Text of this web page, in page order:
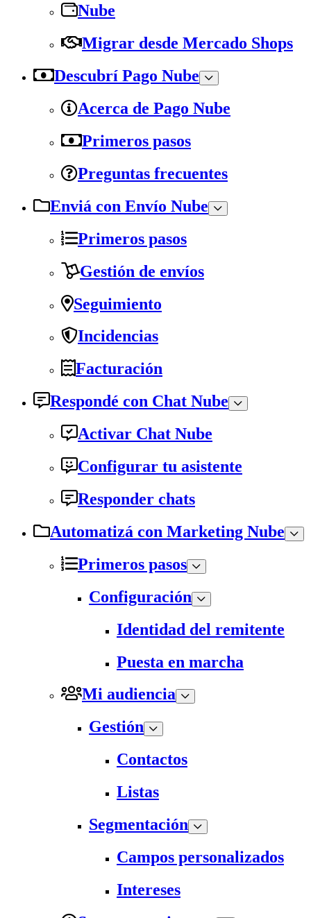
Nube
Migrar desde Mercado Shops
Descubrí Pago Nube
Acerca de Pago Nube
Primeros pasos
Preguntas frecuentes
Enviá con Envío Nube
Primeros pasos
Gestión de envíos
Seguimiento
Incidencias
Facturación
Respondé con Chat Nube
Activar Chat Nube
Configurar tu asistente
Responder chats
Automatizá con Marketing Nube
Primeros pasos
Configuración
Identidad del remitente
Puesta en marcha
Mi audiencia
Gestión
Contactos
Listas
Segmentación
Campos personalizados
Intereses